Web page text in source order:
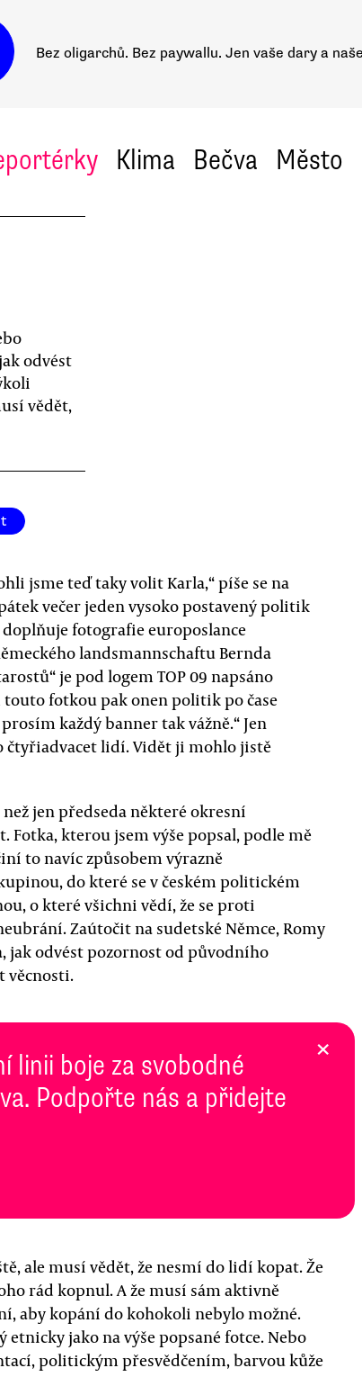
Bez oligarchů. Bez paywallu. Jen vaše dary a
Klima Bečva Město
odvést
vědět,
jsme teď taky volit Karla,“ píše se na
večer jeden vysoko postavený politik
doplňuje fotografie europoslance
landsmannschaftu Bernda
je pod logem TOP 09 napsáno
touto fotkou pak onen politik po čase
každý banner tak vážně.“ Jen
čtyřiadvacet lidí. Vidět ji mohlo jistě
jen předseda některé okresní
Fotka, kterou jsem výše popsal, podle mě
to navíc způsobem výrazně
do které se v českém politickém
o které všichni vědí, že se proti
Zaútočit na sudetské Němce, Romy
jak odvést pozornost od původního
věcnosti.
linii boje za svobodné
Podpořte nás a přidejte
×
ale musí vědět, že nesmí do lidí kopat. Že
rád kopnul. A že musí sám aktivně
aby kopání do kohokoli nebylo možné.
jako na výše popsané fotce. Nebo
politickým přesvědčením, barvou kůže